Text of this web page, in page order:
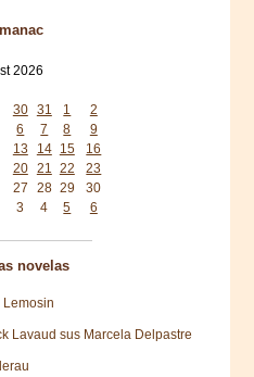
2026
30 31 1
2
6 7 8
9
13 14 15
16
20 21 22
23
27 28 29
30
3 4 5 6
novelas
Lemosin
Lavaud sus Marcela Delpastre